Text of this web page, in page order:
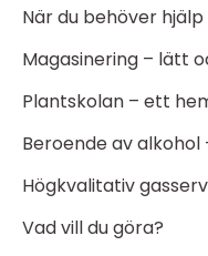
När du behöver hjälp
Magasinering – lätt
Plantskolan – ett
Beroende av
Högkvalitativ
Vad vill du göra?